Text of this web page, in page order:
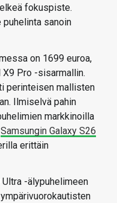
fokuspiste.
sanoin
on 1699 euroa,
X9 Pro -sisarmallin.
perinteisen mallisten
Ilmiselvä pahin
markkinoilla
Samsungin Galaxy S26
erittäin
-älypuhelimeen